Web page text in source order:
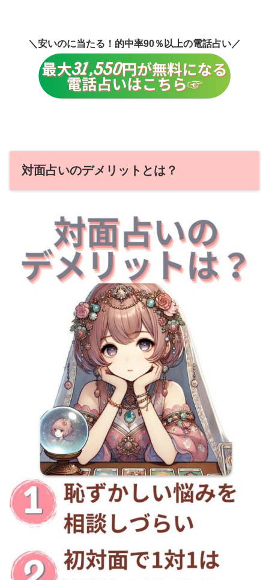
＼安いのに当たる！的中率90％以上の電話占い／
対面占いのデメリットとは？